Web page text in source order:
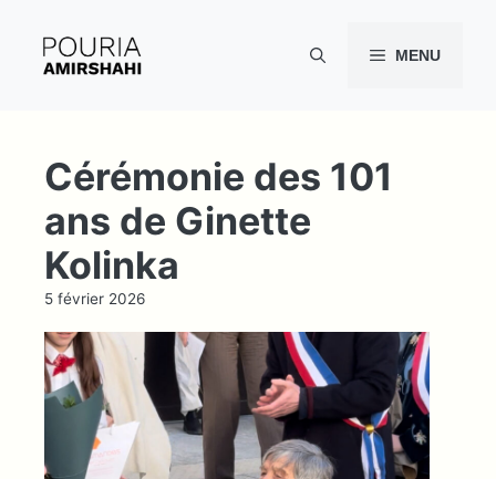
contenu
MENU
Cérémonie des 101
ans de Ginette
Kolinka
5 février 2026